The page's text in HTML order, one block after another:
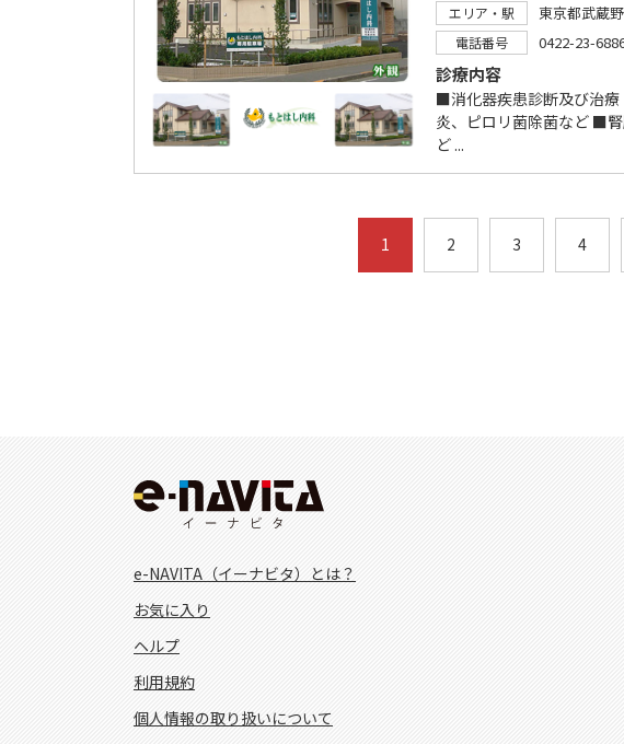
エリア・駅
東京都武蔵
電話番号 0422-23-
診療内容
■消化器疾患診断及び治療
炎、ピロリ菌除菌など ■
ど ...
1 2 3 4
e-NAVITA（イーナビタ）とは？
お気に入り
ヘルプ
利用規約
個人情報の取り扱いについて